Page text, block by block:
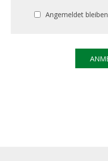
Angemeldet bleiben